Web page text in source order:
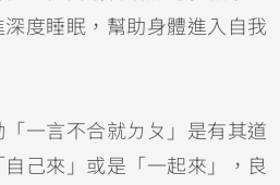
度睡眠，幫助身體進入自我
一言不合就ㄉㄆ」是有其道
己來」或是「一起來」，良